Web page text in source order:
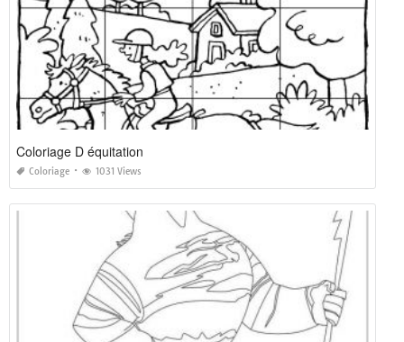
Coloriage D équitation
Coloriage 1031 Views